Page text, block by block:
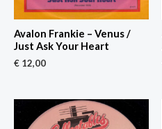
Avalon Frankie – Venus /
Just Ask Your Heart
€ 12,00